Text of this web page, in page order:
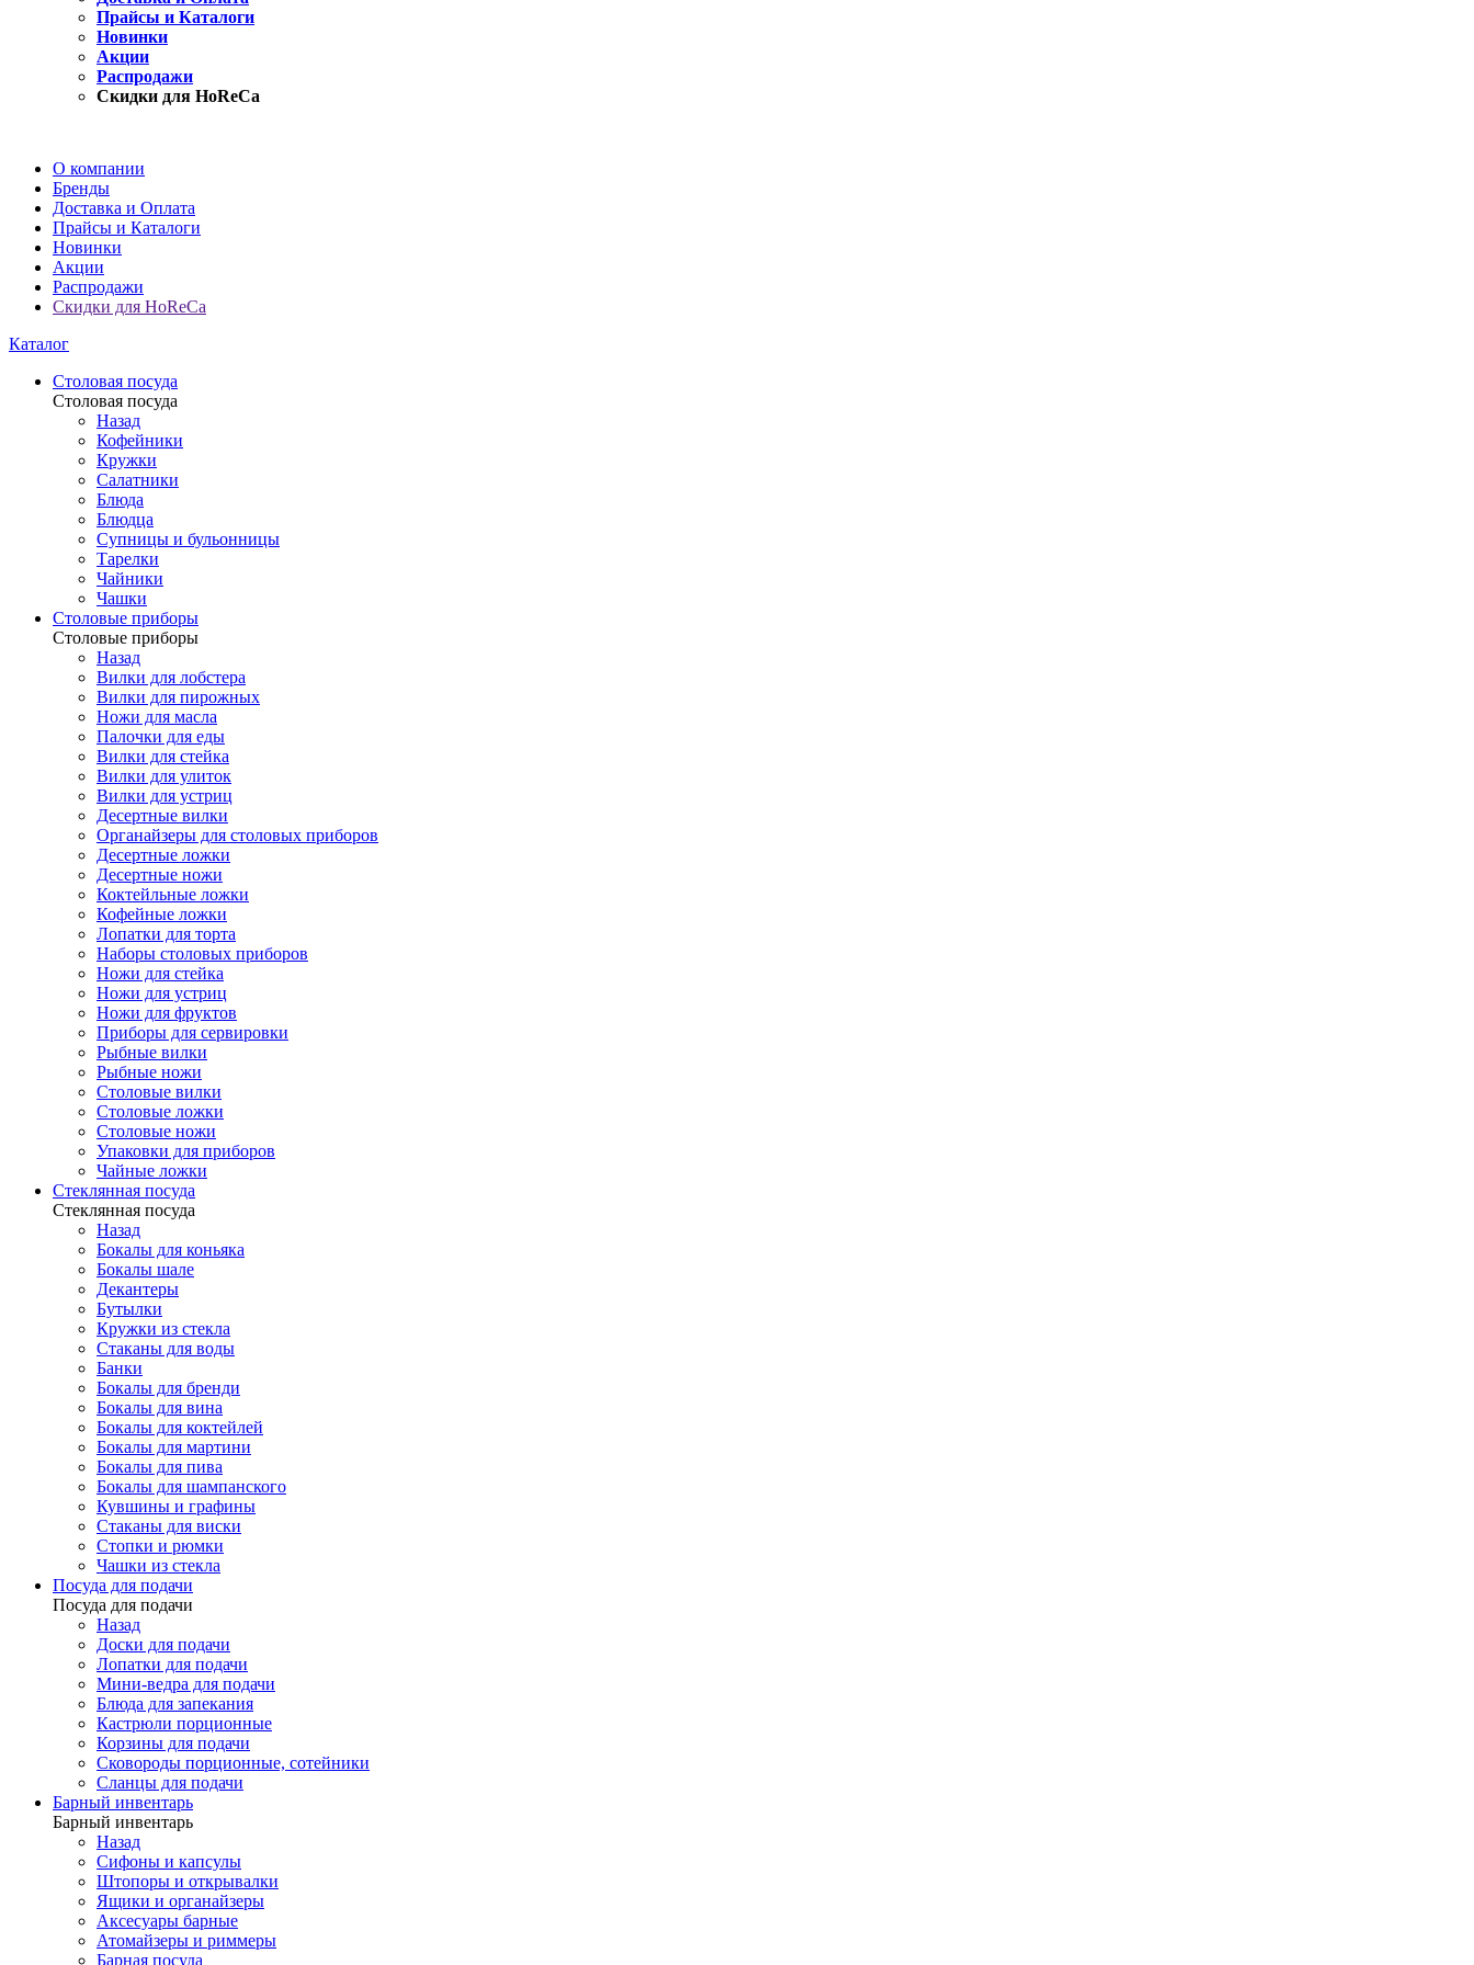
Прайсы и Каталоги
Новинки
Акции
Распродажи
Скидки для HoReCa
О компании
Бренды
Доставка и Оплата
Прайсы и Каталоги
Новинки
Акции
Распродажи
Скидки для HoReCa
Каталог
Столовая посуда
Столовая посуда
Назад
Кофейники
Кружки
Салатники
Блюда
Блюдца
Супницы и бульонницы
Тарелки
Чайники
Чашки
Cтоловые приборы
Cтоловые приборы
Назад
Вилки для лобстера
Вилки для пирожных
Ножи для масла
Палочки для еды
Вилки для стейка
Вилки для улиток
Вилки для устриц
Десертные вилки
Органайзеры для столовых приборов
Десертные ложки
Десертные ножи
Коктейльные ложки
Кофейные ложки
Лопатки для торта
Наборы столовых приборов
Ножи для стейка
Ножи для устриц
Ножи для фруктов
Приборы для сервировки
Рыбные вилки
Рыбные ножи
Столовые вилки
Столовые ложки
Столовые ножи
Упаковки для приборов
Чайные ложки
Стеклянная посуда
Стеклянная посуда
Назад
Бокалы для коньяка
Бокалы шале
Декантеры
Бутылки
Кружки из стекла
Стаканы для воды
Банки
Бокалы для бренди
Бокалы для вина
Бокалы для коктейлей
Бокалы для мартини
Бокалы для пива
Бокалы для шампанского
Кувшины и графины
Стаканы для виски
Стопки и рюмки
Чашки из стекла
Посуда для подачи
Посуда для подачи
Назад
Доски для подачи
Лопатки для подачи
Мини-ведра для подачи
Блюда для запекания
Кастрюли порционные
Корзины для подачи
Сковороды порционные, сотейники
Сланцы для подачи
Барный инвентарь
Барный инвентарь
Назад
Сифоны и капсулы
Штопоры и открывалки
Ящики и органайзеры
Аксесуары барные
Атомайзеры и риммеры
Барная посуда